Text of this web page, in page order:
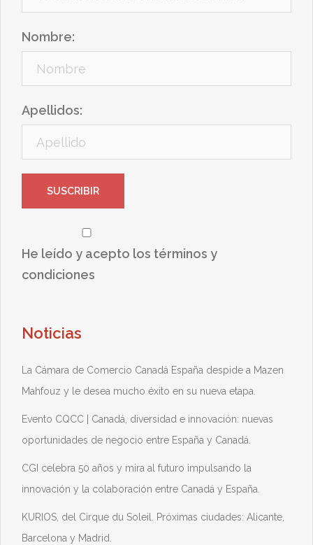
Nombre:
Apellidos:
He leído y acepto los términos y
condiciones
Noticias
La Cámara de Comercio Canadá España despide a Mazen
Mahfouz y le desea mucho éxito en su nueva etapa.
Evento CQCC | Canadá, diversidad e innovación: nuevas
oportunidades de negocio entre España y Canadá.
CGI celebra 50 años y mira al futuro impulsando la
innovación y la colaboración entre Canadá y España.
KURIOS, del Cirque du Soleil. Próximas ciudades: Alicante,
Barcelona y Madrid.